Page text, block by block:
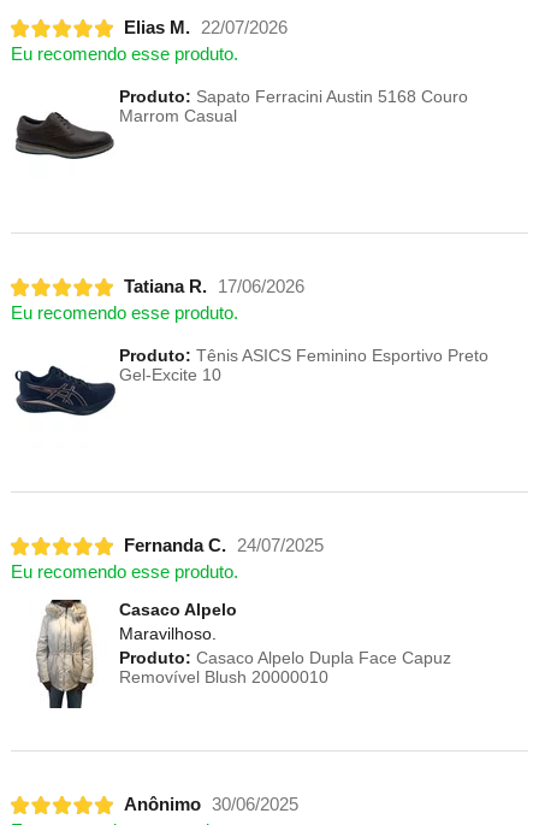
Elias M. 22/07/2026
Eu recomendo esse produto.
Produto: Sapato Ferracini Austin 5168 Couro
Marrom Casual
Tatiana R.
17/06/2026
Eu recomendo esse produto.
Produto: Tênis ASICS Feminino Esportivo Preto
Gel-Excite 10
Fernanda C. 24/07/2025
Eu recomendo esse produto.
Casaco Alpelo
Maravilhoso.
Produto: Casaco Alpelo Dupla Face Capuz
Removível Blush 20000010
Anônimo 30/06/2025